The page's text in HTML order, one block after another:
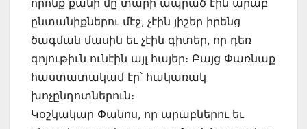
որոնք քանի մը տարի ապրած էին արաբ
ընտանիքներու մէջ, չէին յիշեր իրենց
ծագման մասին եւ չէին գիտեր, որ դեռ
գոյութիւն ունէին այլ հայեր։ Բայց Փառնաք
հաստատակամ էր՝ հակառակ
խոչընդոտներուն։
Կօշկակար Փանոս, որ արաբներու եւ